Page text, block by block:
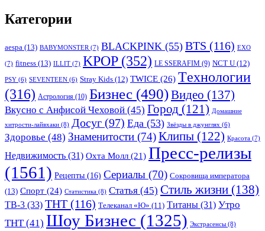
Категории
aespa (13) BABYMONSTER (7) BLACKPINK (55) BTS (116) EXO
(7) fitness (13) ILLIT (7) KPOP(352) LE SSERAFIM (9) NCT U (12)
PSY (6) SEVENTEEN (6) Stray Kids (12) TWICE (26) Tехнологии
(316) Астрология (10) Бизнес (490)Видео (137)
Вкусно с Анфисой Чеховой (45) Город (121) Домашние
хитрости-лайвхаки (8) Досуг (97) Еда (53) Звёзды в джунглях (6)
Здоровье (48) Знаменитости (74)Клипы (122) Красота (7)
Недвижимость (31) Охта Молл (21) Пресс-релизы
(1561) Рецепты (16) Сериалы (70) Сокровища императора
(13) Спорт (24) Статистика (8) Статья (45) Стиль жизни (138)
ТВ-3 (33) ТНТ (116) Телеканал «Ю» (11) Титаны (31) Утро
ТНТ(41) Шоу Бизнес (1325) Экстрасенсы (8)